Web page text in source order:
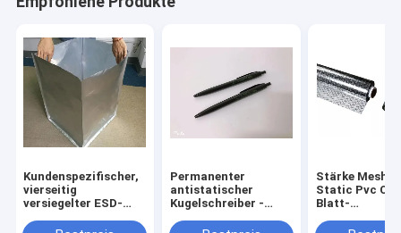
Kundenspezifischer,
vierseitig
versiegelter ESD-
feuchtigkeitsbeständig
Permanenter
antistatischer
Kugelschreiber -
Kohlefaser, für
Stärke Mesh
Static Pvc
Blatt-